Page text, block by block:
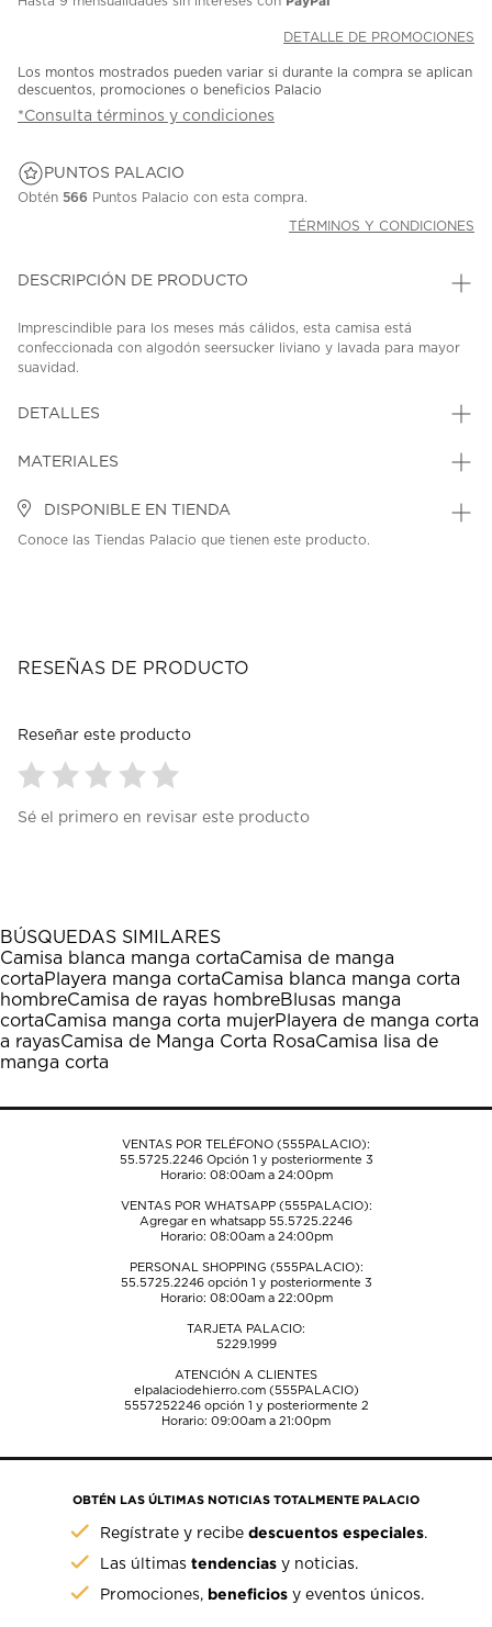
DETALLE DE PROMOCIONES
Los montos mostrados pueden variar si durante la compra se aplican
descuentos, promociones o beneficios Palacio
*Consulta términos y condiciones
PUNTOS PALACIO
Obtén 566 Puntos Palacio con esta compra.
TÉRMINOS Y CONDICIONES
DESCRIPCIÓN DE PRODUCTO
Imprescindible para los meses más cálidos, esta camisa está
confeccionada con algodón seersucker liviano y lavada para mayor
suavidad.
DETALLES
MATERIALES
DISPONIBLE EN TIENDA
Conoce las Tiendas Palacio que tienen este producto.
RESEÑAS DE PRODUCTO
Reseñar este producto
para
1
estrella
Esta
acción
abrirá
el
formulario
de
para
estrellas.
Esta
acción
abrirá
el
formulario
de
para
estrellas.
Esta
acción
abrirá
el
formulario
de
para
estrellas.
Esta
acción
abrirá
el
formulario
para
estrellas.
Esta
acción
abrirá
el
formulario
Sé el primero en revisar este producto
BÚSQUEDAS SIMILARES
Camisa blanca manga cortaCamisa de manga
cortaPlayera manga cortaCamisa blanca manga corta
hombreCamisa de rayas hombreBlusas manga
cortaCamisa manga corta mujerPlayera de manga corta
a rayasCamisa de Manga Corta RosaCamisa lisa de
manga corta
VENTAS POR TELÉFONO (555PALACIO):
55.5725.2246Opción 1 y posteriormente 3
Horario: 08:00am a 24:00pm
VENTAS POR WHATSAPP (555PALACIO):
Agregar en whatsapp 55.5725.2246
Horario: 08:00am a 24:00pm
PERSONAL SHOPPING (555PALACIO):
55.5725.2246opción 1 y posteriormente 3
Horario: 08:00am a 22:00pm
TARJETA PALACIO:
5229.1999
ATENCIÓN A CLIENTES
elpalaciodehierro.com (555PALACIO)
5557252246opción 1 y posteriormente 2
Horario: 09:00am a 21:00pm
OBTÉN LAS ÚLTIMAS NOTICIAS TOTALMENTE PALACIO
Regístrate y recibedescuentos especiales.
Las últimastendencias y noticias.
Promociones, beneficios y eventos únicos.